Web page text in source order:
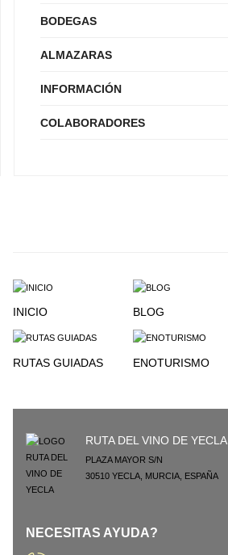
BODEGAS
ALMAZARAS
INFORMACIÓN
COLABORADORES
INICIO BLOG
RUTAS GUIADAS
ENOTURISMO
RUTA DEL VINO DE YECLA
PLAZA MAYOR S/N
30510 YECLA MURCIA ESPAÑA
NECESITAS AYUDA?